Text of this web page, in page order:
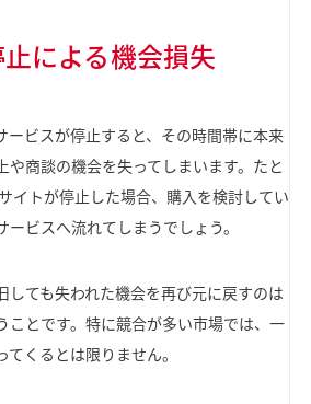
による機会損失
ービスが停止すると、その時間帯に本来
や商談の機会を失ってしまいます。たと
イトが停止した場合、購入を検討してい
ビスへ流れてしまうでしょう。
しても失われた機会を再び元に戻すのは
ことです。特に競合が多い市場では、一
くるとは限りません。